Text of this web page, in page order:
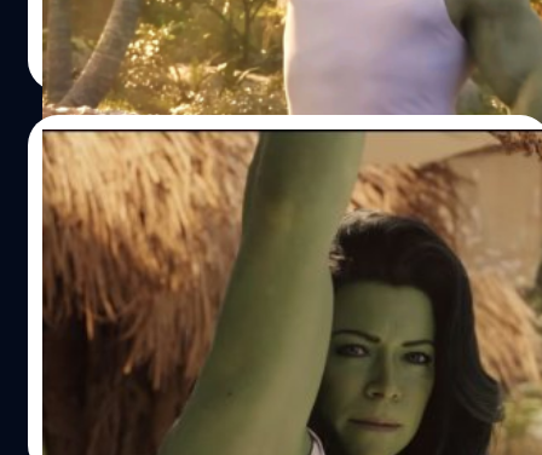
สำเร็จในการสร้างจักรวาลฮีโรของตัวเองแต่เพราะปัญหาทาง
ด้านกฎหมาย Marvel จึงจำเป็นต้องพับโครงการหนังเดี่ยวของ
ฮัลก์เอาไว้ก่อน หลังจากไปอยู่กับ Universal…
ใน MCU กันแบบสั้น ๆ หน่อยดีกว่า เพราะถ้าคุณไม่รู้จักฮัลก์
คุณอาจดูซีรีส์นี้ไม่เข้าใจเลยก็ได้
พีรพล สดทรัพย์| 1452 days ago
Read More
24/07/2022
เผยตัวละครสำคัญในตัวอย่างซีรีส์ She-Hulk:
Attorney at Law
ปล่อยมาสด ๆ ร้อน ๆ สำหรับตัวอย่างใหม่ของ 'She-Hulk:
Attorney at Law' ที่ตัวอย่างซีรีส์ก่อนหน้านี้เน้นความโบ๊ะบ๊ะ
เถิดเทิง ของทนายสาวเจ้าเสน่ห์อย่าง เจนนิเฟอร์ วอลเทอร์ส
(Jennifer Walters) ญาติของบรูซ แบนเนอร์ หรือ ฮัลค์ พ่อฮีโร่
ร่างยักษ์ตัวเขียวที่ได้ มาร์ค รัฟฟาลี (Mark Ruffalo) กลับมา
รับบทเดิมของเขา
Mano Wanawerusit| 1476 days ago
Read More